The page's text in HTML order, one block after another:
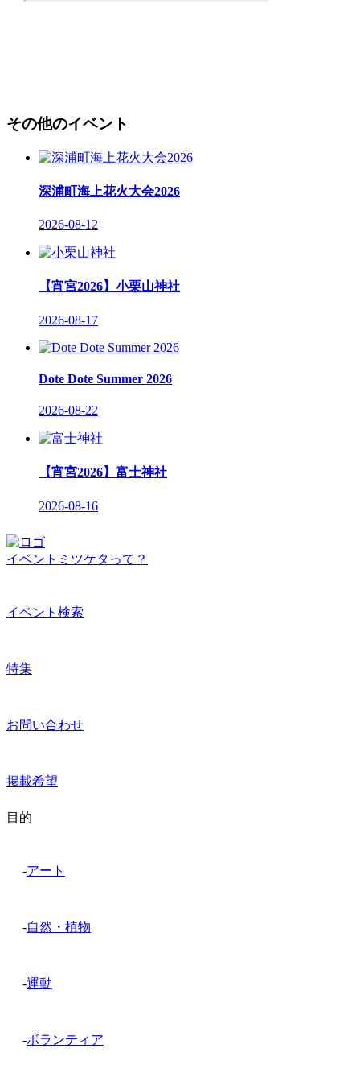
その他のイベント
深浦町海上花火大会2026
2026-08-12
【宵宮2026】小栗山神社
2026-08-17
Dote Dote Summer 2026
2026-08-22
【宵宮2026】富士神社
2026-08-16
イベントミツケタって？
イベント検索
特集
お問い合わせ
掲載希望
目的
-アート
-自然・植物
-運動
-ボランティア